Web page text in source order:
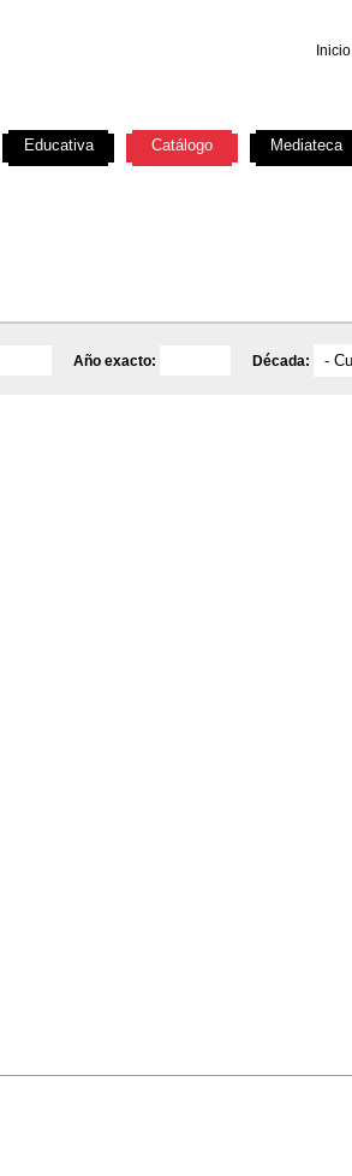
Inicio
Año exacto: Década:
Educativa Catálogo Mediateca